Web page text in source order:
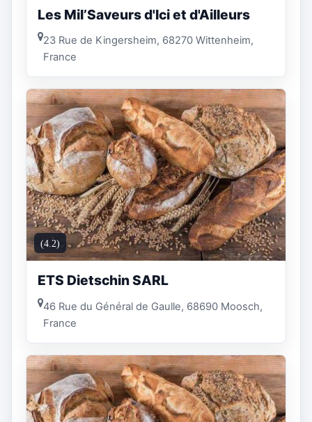
Les Mil’Saveurs d'Ici et d'Ailleurs
23 Rue de Kingersheim, 68270 Wittenheim,
France
(4.2)
ETS Dietschin SARL
46 Rue du Général de Gaulle, 68690 Moosch,
France